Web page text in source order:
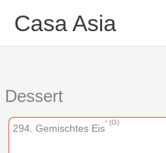
InhaltCasa Asia
Dessert
294. Gemischtes Eis
G